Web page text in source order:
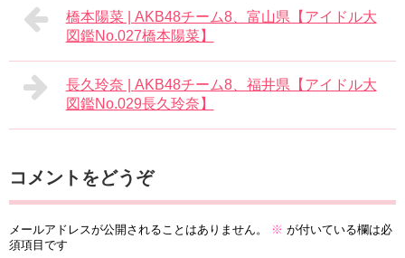
橋本陽菜 | AKB48チーム8、富山県【アイドル大
図鑑No.027橋本陽菜】
長久玲奈 | AKB48チーム8、福井県【アイドル大
図鑑No.029長久玲奈】
コメントをどうぞ
メールアドレスが公開されることはありません。 ※ が付いている欄は必
須項目です